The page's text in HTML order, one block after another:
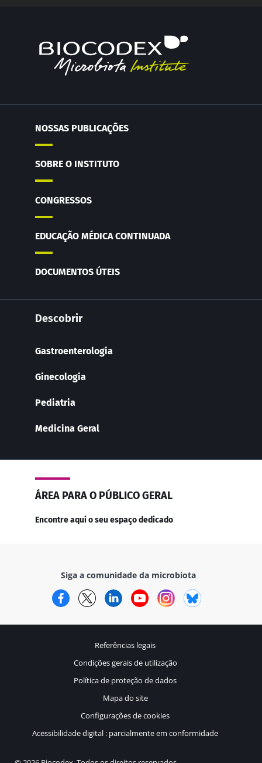
NOSSAS PUBLICAÇÕES
SOBRE O INSTITUTO
CONGRESSOS
EDUCAÇÃO MÉDICA CONTINUADA
DOCUMENTOS ÚTEIS
Descobrir
Gastroenterologia
Ginecologia
Pediatria
Medicina Geral
ÁREA PARA O PÚBLICO GERAL
Encontre aqui o seu espaço dedicado
Siga a comunidade da microbiota
FacebookTwitterLinkedInYouTubeInstagram
Referências legais
Condições gerais de utilização
Política de proteção de dados
Mapa do site
Configurações de cookies
Acessibilidade digital : parcialmente em conformidade